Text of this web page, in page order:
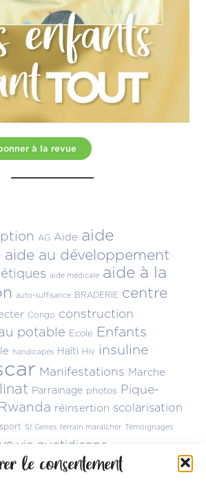
le consentement
à la revue
AG Aide aide
aide au développement
aide médicale aide à la
auto-suffisance BRADERIE centre
Congo construction
potable Ecole Enfants
handicapés Haïti Hiv insuline
Manifestations Marche
Parrainage photos Pique-
Rwanda réinsertion scolarisation
sport St Genes terrain maraîcher Témoignages
vie quotidienne